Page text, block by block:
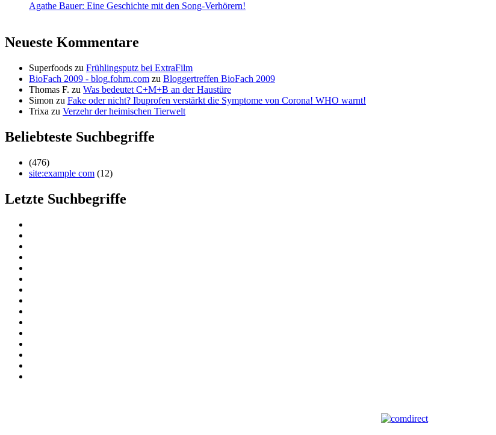
Agathe Bauer: Eine Geschichte mit den Song-Verhörern!
Neueste Kommentare
Superfoods zu Frühlingsputz bei ExtraFilm
BioFach 2009 - blog.fohrn.com zu Bloggertreffen BioFach 2009
Thomas F. zu Was bedeutet C+M+B an der Haustüre
Simon zu Fake oder nicht? Ibuprofen verstärkt die Symptome von Corona! WHO warnt!
Trixa zu Verzehr der heimischen Tierwelt
Beliebteste Suchbegriffe
(476)
site:example com (12)
Letzte Suchbegriffe